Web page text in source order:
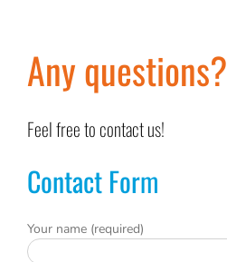
Any questions?
Feel free to contact us!
Contact Form
Your name (required)